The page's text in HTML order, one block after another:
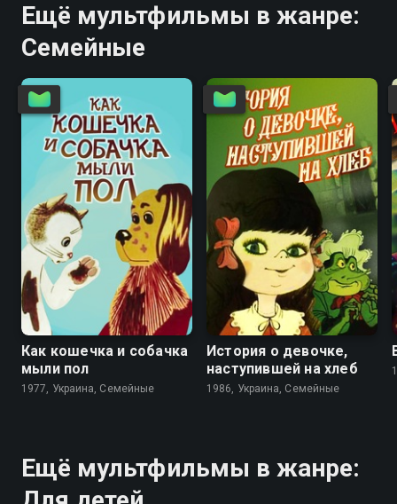
Ещё мультфильмы в жанре:
Семейные
6.8 7.3
Как кошечка и собачка
мыли пол
1977, Украина, Семейные
6.9 7.1
История о девочке,
наступившей на хлеб
1986, Украина, Семейные
Ещё мультфильмы в жанре: